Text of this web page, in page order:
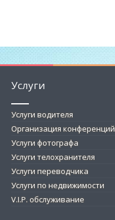
Услуги
Услуги водителя
Организация конференций
Услуги фотографа
Услуги телохранителя
Услуги переводчика
Услуги по недвижимости
V.I.P. обслуживание